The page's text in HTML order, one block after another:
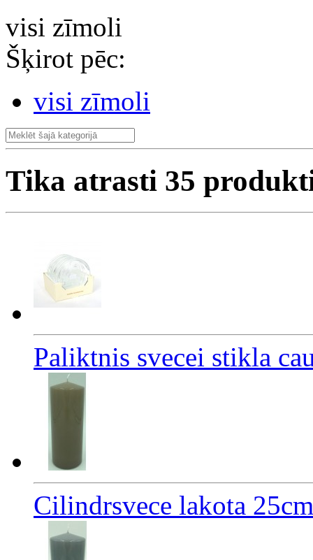
visi zīmoli
Šķirot pēc:
visi zīmoli
Tika atrasti 35
Paliktnis svecei stikla
Cilindrsvece lakota